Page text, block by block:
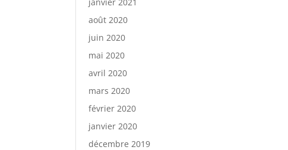
août 2020
juin 2020
mai 2020
avril 2020
mars 2020
février 2020
janvier 2020
décembre 2019